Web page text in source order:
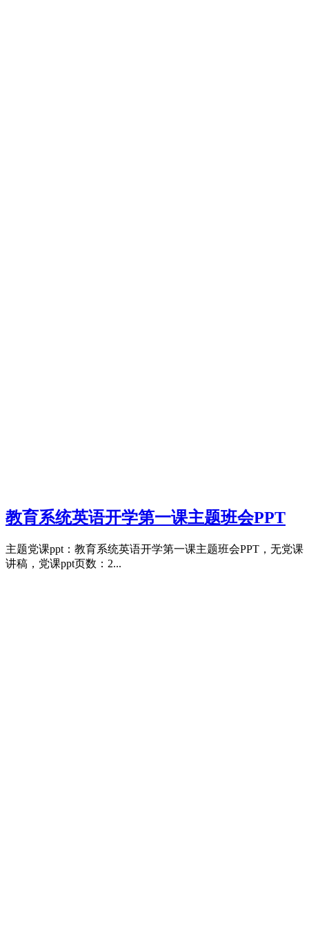
教育系统英语开学第一课主题班会PPT
主题党课ppt：教育系统英语开学第一课主题班会PPT，无党课
讲稿，党课ppt页数：2...